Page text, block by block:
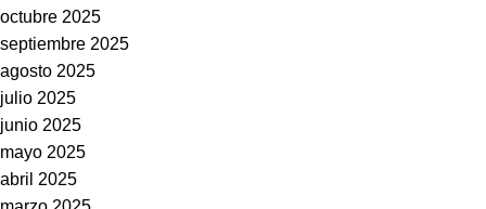
octubre 2025
septiembre 2025
agosto 2025
julio 2025
junio 2025
mayo 2025
abril 2025